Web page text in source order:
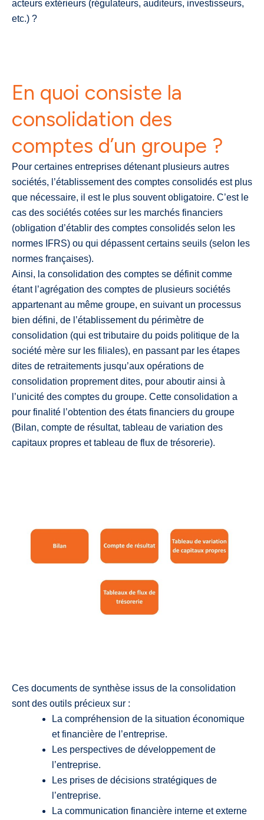
acteurs extérieurs (régulateurs, auditeurs, investisseurs,
etc.) ?
En quoi consiste la
consolidation des
comptes d’un groupe ?
Pour certaines entreprises détenant plusieurs autres
sociétés, l’établissement des comptes consolidés est plus
que nécessaire, il est le plus souvent obligatoire. C’est le
cas des sociétés cotées sur les marchés financiers
(obligation d’établir des comptes consolidés selon les
normes IFRS) ou qui dépassent certains seuils (selon les
normes françaises).
Ainsi, la consolidation des comptes se définit comme
étant l’agrégation des comptes de plusieurs sociétés
appartenant au même groupe, en suivant un processus
bien défini, de l’établissement du périmètre de
consolidation (qui est tributaire du poids politique de la
société mère sur les filiales), en passant par les étapes
dites de retraitements jusqu’aux opérations de
consolidation proprement dites, pour aboutir ainsi à
l’unicité des comptes du groupe. Cette consolidation a
pour finalité l’obtention des états financiers du groupe
(Bilan, compte de résultat, tableau de variation des
capitaux propres et tableau de flux de trésorerie).
Ces documents de synthèse issus de la consolidation
sont des outils précieux sur :
La compréhension de la situation économique
et financière de l’entreprise.
Les perspectives de développement de
l’entreprise.
Les prises de décisions stratégiques de
l’entreprise.
La communication financière interne et externe